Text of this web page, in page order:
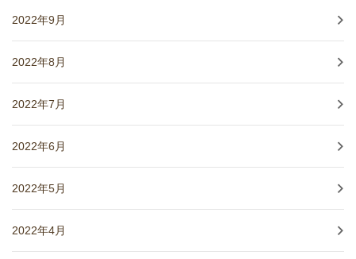
2022年9月
2022年8月
2022年7月
2022年6月
2022年5月
2022年4月